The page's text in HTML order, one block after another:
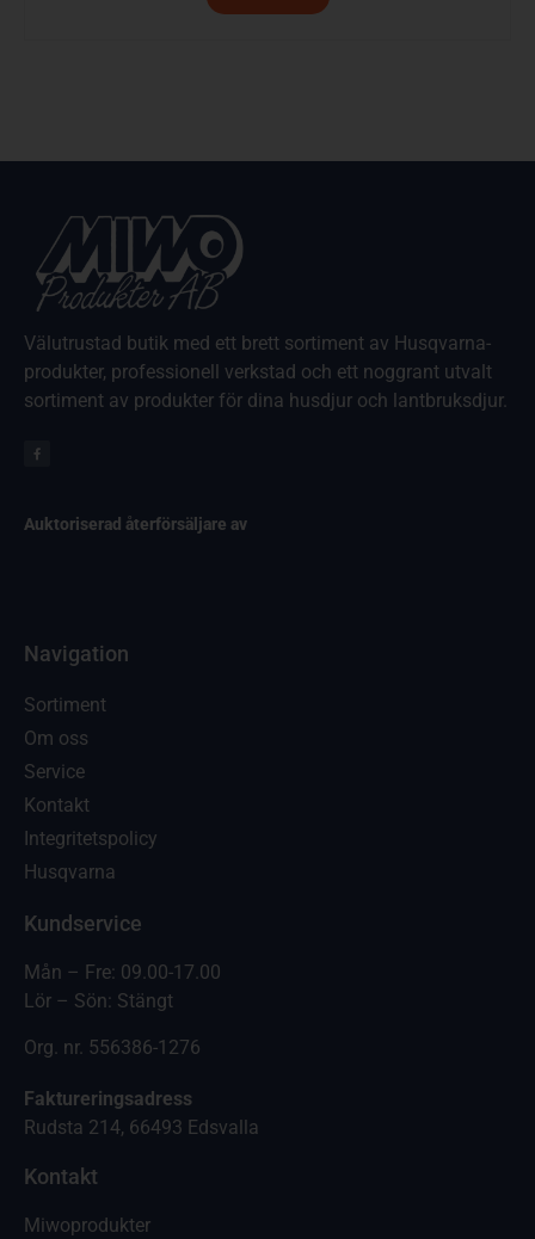
Välutrustad butik med ett brett sortiment av Husqvarna-
produkter, professionell verkstad och ett noggrant utvalt
sortiment av produkter för dina husdjur och lantbruksdjur.
Auktoriserad återförsäljare av
Navigation
Sortiment
Om oss
Service
Kontakt
Integritetspolicy
Husqvarna
Kundservice
Mån – Fre: 09.00-17.00
Lör – Sön: Stängt
Org. nr. 556386-1276
Faktureringsadress
Rudsta 214, 66493 Edsvalla
Kontakt
Miwoprodukter